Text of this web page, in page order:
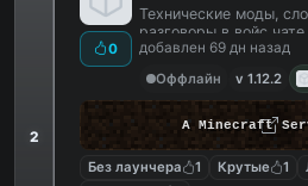
2
0
Технические моды,
разговоры в войс
добавлен 69 дн назад
Оффлайн
v 1.12.2
A Minecraft
Без лаунчера 1 Крутые 1